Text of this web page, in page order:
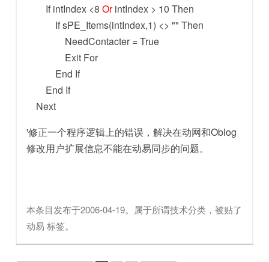
If intIndex <8OrintIndex > 10 Then
If sPE_Items(intIndex,1) <> "" Then
NeedContacter = True
Exit For
End If
End If
Next
'修正一个程序逻辑上的错误，解决在动网和Oblog
修改用户扩展信息不能在动易同步的问题。
本条目发布于2006-04-19。属于所谓技术分类，被贴了
动易 标签。